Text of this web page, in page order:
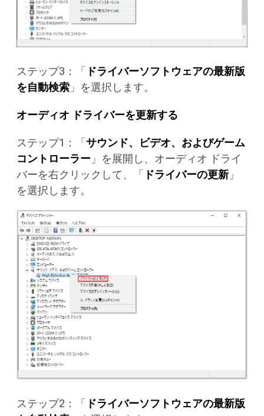
ステップ3：「 ドライバーソフトウェアの最新版
を自動検索 」を選択します。
オーディオ ドライバーを更新する
ステップ1：「 サウンド、ビデオ、およびゲーム
コントローラー 」を展開し、オーディオ ドライ
バーを右クリックして、「 ドライバーの更新 」
を選択します。
ステップ2：「 ドライバーソフトウェアの最新版